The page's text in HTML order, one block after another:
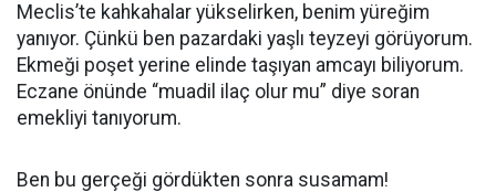
Meclis’te kahkahalar yükselirken, benim yüreğim
yanıyor. Çünkü ben pazardaki yaşlı teyzeyi görüyorum.
Ekmeği poşet yerine elinde taşıyan amcayı biliyorum.
Eczane önünde “muadil ilaç olur mu” diye soran
emekliyi tanıyorum.
Ben bu gerçeği gördükten sonra susamam!